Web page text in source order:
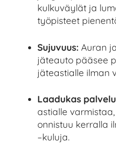
kulkuväylät ja
työpisteet
Sujuvuus: Auran
jäteauto pääsee
jäteastialle ilman
Laadukas
astialle
onnistuu kerralla
–kuluja.